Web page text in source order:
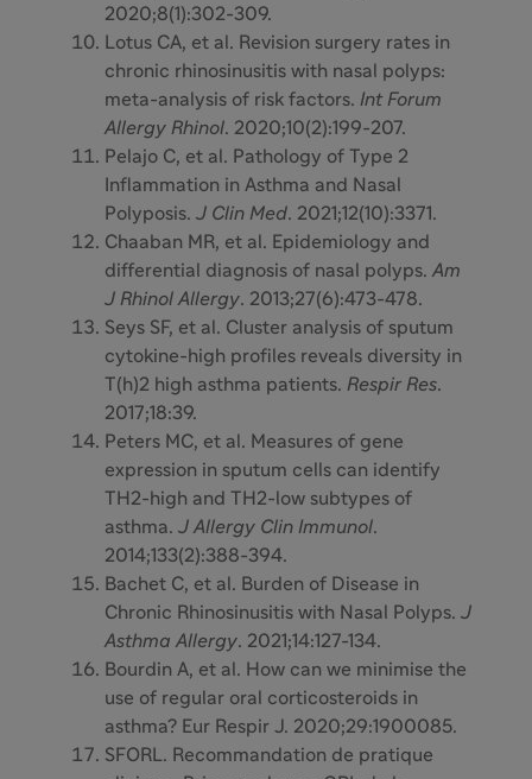
2020;8(1):302-309.
Lotus CA, et al. Revision surgery rates in
chronic rhinosinusitis with nasal polyps:
meta-analysis of risk factors. Int Forum
Allergy Rhinol. 2020;10(2):199-207.
Pelajo C, et al. Pathology of Type 2
Inflammation in Asthma and Nasal
Polyposis. J Clin Med. 2021;12(10):3371.
Chaaban MR, et al. Epidemiology and
differential diagnosis of nasal polyps.Am
J Rhinol Allergy. 2013;27(6):473-478.
Seys SF, et al. Cluster analysis of sputum
cytokine-high profiles reveals diversity in
T(h)2 high asthma patients. Respir Res.
2017;18:39.
Peters MC, et al. Measures of gene
expression in sputum cells can identify
TH2-high and TH2-low subtypes of
asthma. J Allergy Clin Immunol.
2014;133(2):388-394.
Bachet C, et al. Burden of Disease in
Chronic Rhinosinusitis with Nasal Polyps. J
Asthma Allergy. 2021;14:127-134.
Bourdin A, et al. How can we minimise the
use of regular oral corticosteroids in
asthma? Eur Respir J. 2020;29:1900085.
SFORL. Recommandation de pratique